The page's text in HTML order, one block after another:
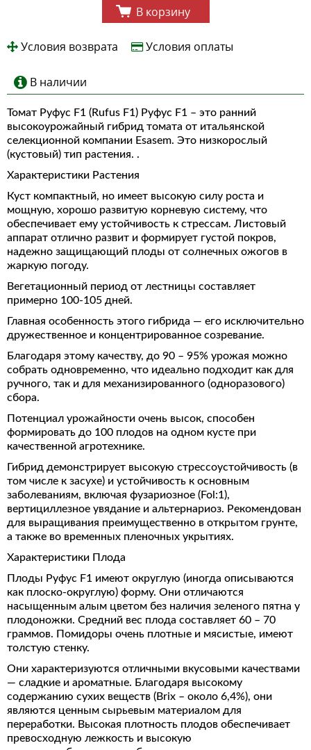
В корзину
Условия возврата Условия оплаты
В наличии
Томат Руфус F1 (Rufus F1) Руфус F1 – это ранний
высокоурожайный гибрид томата от итальянской
селекционной компании Esasem. Это низкорослый
(кустовый) тип растения. .
Характеристики Растения
Куст компактный, но имеет высокую силу роста и
мощную, хорошо развитую корневую систему, что
обеспечивает ему устойчивость к стрессам. Листовый
аппарат отлично развит и формирует густой покров,
надежно защищающий плоды от солнечных ожогов в
жаркую погоду.
Вегетационный период от лестницы составляет
примерно 100-105 дней.
Главная особенность этого гибрида — его исключительно
дружественное и концентрированное созревание.
Благодаря этому качеству, до 90 – 95% урожая можно
собрать одновременно, что идеально подходит как для
ручного, так и для механизированного (одноразового)
сбора.
Потенциал урожайности очень высок, способен
формировать до 100 плодов на одном кусте при
качественной агротехнике.
Гибрид демонстрирует высокую стрессоустойчивость (в
том числе к засухе) и устойчивость к основным
заболеваниям, включая фузариозное (Fol:1),
вертициллезное увядание и альтернариоз. Рекомендован
для выращивания преимущественно в открытом грунте,
а также во временных пленочных укрытиях.
Характеристики Плода
Плоды Руфус F1 имеют округлую (иногда описываются
как плоско-округлую) форму. Они отличаются
насыщенным алым цветом без наличия зеленого пятна у
плодоножки. Средний вес плода составляет 60 – 70
граммов. Помидоры очень плотные и мясистые, имеют
толстую стенку.
Они характеризуются отличными вкусовыми качествами
— сладкие и ароматные. Благодаря высокому
содержанию сухих веществ (Brix – около 6,4%), они
являются ценным сырьевым материалом для
переработки. Высокая плотность плодов обеспечивает
превосходную лежкость и высокую